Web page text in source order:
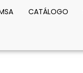
CATÁLOGO